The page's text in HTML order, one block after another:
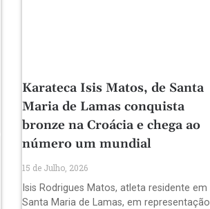
Karateca Isis Matos, de Santa
Maria de Lamas conquista
bronze na Croácia e chega ao
número um mundial
15 de Julho, 2026
Isis Rodrigues Matos, atleta residente em
Santa Maria de Lamas, em representação